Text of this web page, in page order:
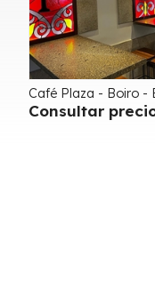
Café Plaza - Boiro -
Consultar